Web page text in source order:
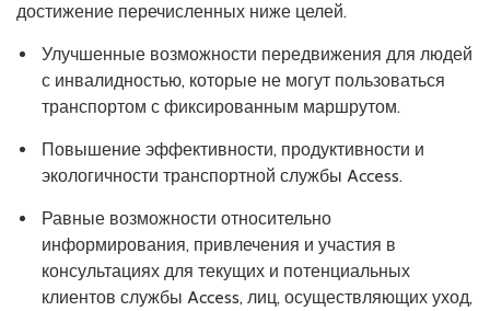
достижение перечисленных ниже целей.
Улучшенные возможности передвижения для людей
с инвалидностью, которые не могут пользоваться
транспортом с фиксированным маршрутом.
Повышение эффективности, продуктивности и
экологичности транспортной службы Access.
Равные возможности относительно
информирования, привлечения и участия в
консультациях для текущих и потенциальных
клиентов службы Access, лиц, осуществляющих уход,